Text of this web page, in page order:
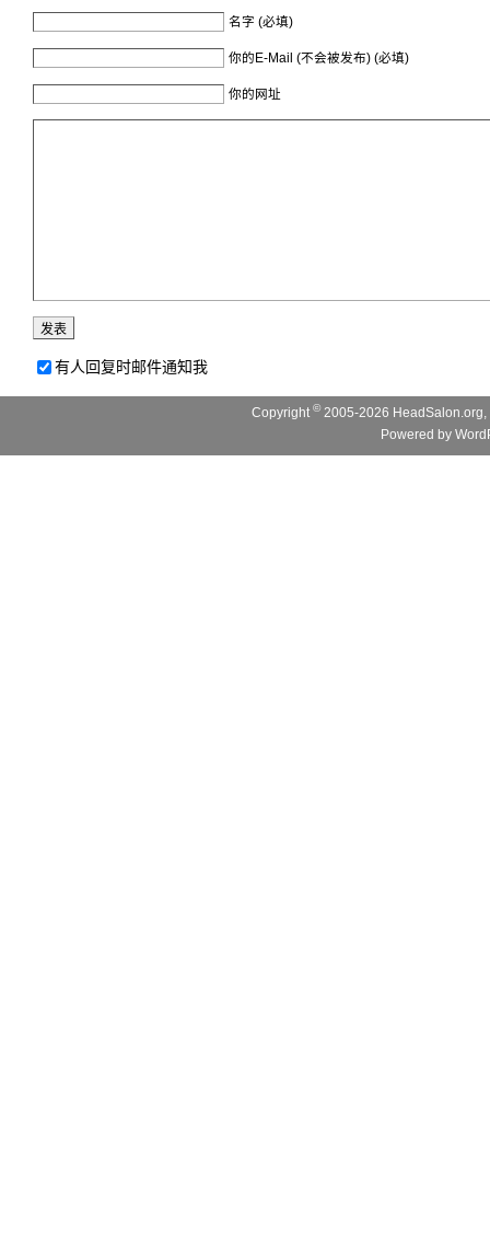
名字 (必填)
你的E-Mail (不会被发布) (必填)
你的网址
有人回复时邮件通知我
Copyright © 2005-2026
Powered by